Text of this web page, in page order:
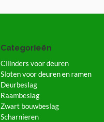
Categorieën
Cilinders voor deuren
Sloten voor deuren en ramen
Deurbeslag
Raambeslag
Zwart bouwbeslag
Scharnieren